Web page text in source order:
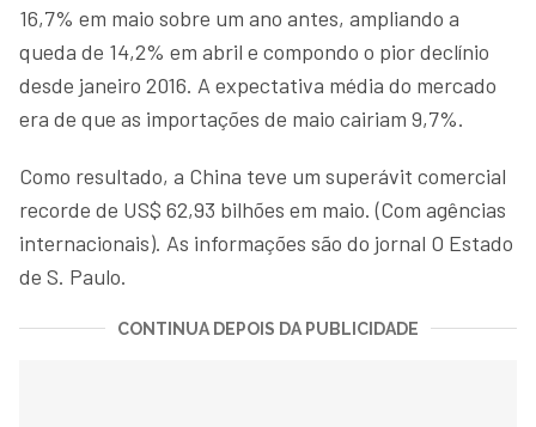
16,7% em maio sobre um ano antes, ampliando a
queda de 14,2% em abril e compondo o pior declínio
desde janeiro 2016. A expectativa média do mercado
era de que as importações de maio cairiam 9,7%.
Como resultado, a China teve um superávit comercial
recorde de US$ 62,93 bilhões em maio. (Com agências
internacionais). As informações são do jornal O Estado
de S. Paulo.
CONTINUA DEPOIS DA PUBLICIDADE